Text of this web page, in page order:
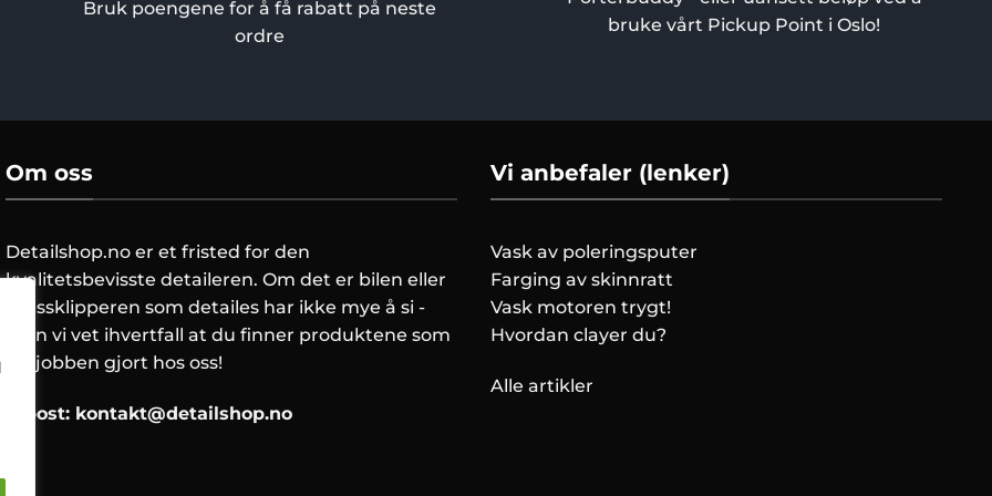
Bruk poengene for å få rabatt på neste
ordre
bruke vårt Pickup Point i Oslo!
Om oss
Detailshop.no er et fristed for den
kvalitetsbevisste detaileren. Om det er bilen eller
gressklipperen som detailes har ikke mye å si -
men vi vet ihvertfall at du finner produktene som
får jobben gjort hos oss!
E-post: kontakt@detailshop.no
Vi anbefaler (lenker)
Vask av poleringsputer
Farging av skinnratt
Vask motoren trygt!
Hvordan clayer du?
Alle artikler